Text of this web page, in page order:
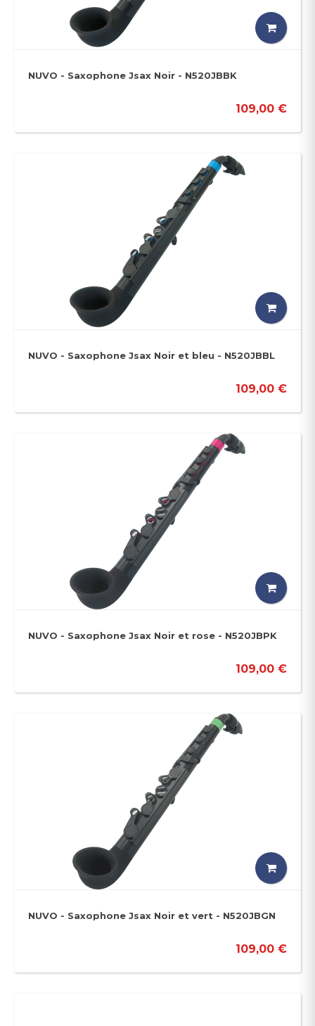
NUVO - Saxophone Jsax Noir - N520JBBK
109,00 €
NUVO - Saxophone Jsax Noir et bleu - N520JBBL
109,00 €
NUVO - Saxophone Jsax Noir et rose - N520JBPK
109,00 €
NUVO - Saxophone Jsax Noir et vert - N520JBGN
109,00 €